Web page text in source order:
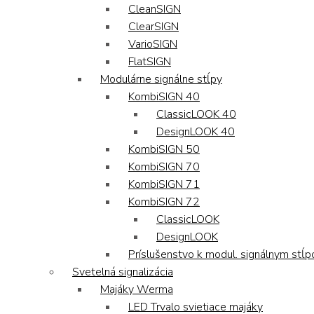
CleanSIGN
ClearSIGN
VarioSIGN
FlatSIGN
Modulárne signálne stĺpy
KombiSIGN 40
ClassicLOOK 40
DesignLOOK 40
KombiSIGN 50
KombiSIGN 70
KombiSIGN 71
KombiSIGN 72
ClassicLOOK
DesignLOOK
Príslušenstvo k modul. signálnym
Svetelná signalizácia
Majáky Werma
LED Trvalo svietiace majáky